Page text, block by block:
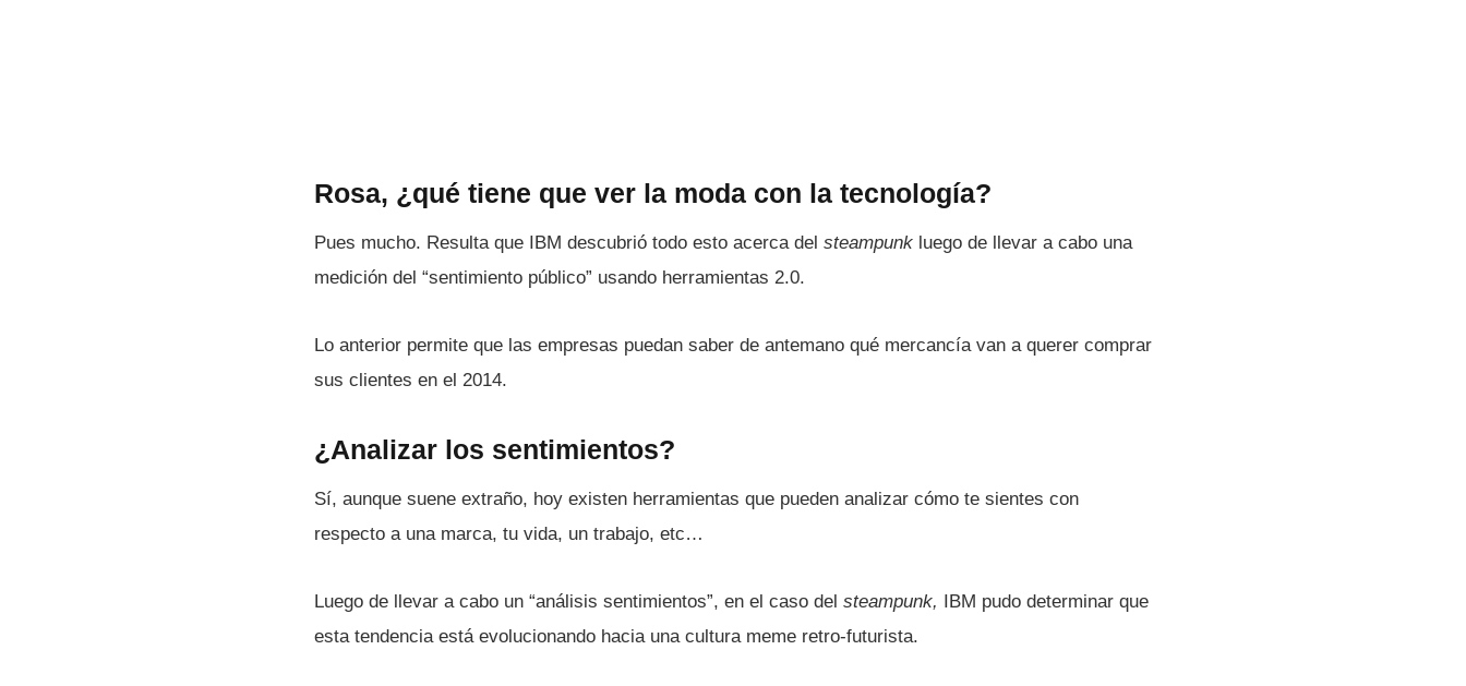
Rosa, ¿qué tiene que ver la moda con la tecnologí­a?
Pues mucho. Resulta que IBM descubrió todo esto acerca del steampunk luego de llevar a cabo una
medición del “sentimiento público” usando herramientas 2.0.
Lo anterior permite que las empresas puedan saber de antemano qué mercancí­a van a querer comprar
sus clientes en el 2014.
¿Analizar los sentimientos?
Sí­, aunque suene extraño, hoy existen herramientas que pueden analizar cómo te sientes con
respecto a una marca, tu vida, un trabajo, etc…
Luego de llevar a cabo un “análisis sentimientos”, en el caso del steampunk,
IBM pudo determinar que
esta tendencia está evolucionando hacia una cultura meme retro-futurista.